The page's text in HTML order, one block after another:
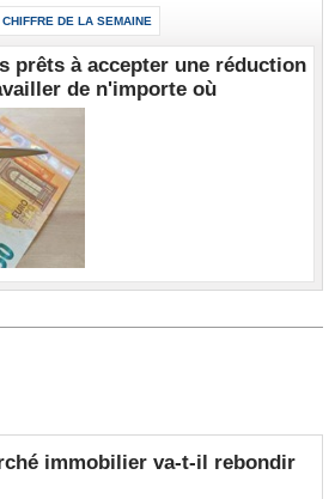
DE LA SEMAINE
prêts à accepter une réduction
de n'importe où
immobilier va-t-il rebondir